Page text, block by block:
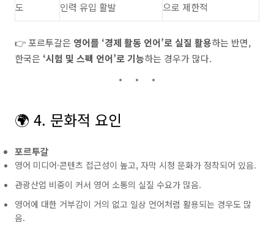
도
인력 유입 활발
으로 제한적
👉 포르투갈은 영어를 ‘경제 활동 언어’로 실질 활용하는 반면,
한국은 ‘시험 및 스펙 언어’로 기능하는 경우가 많다.
🌍 4. 문화적 요인
포르투갈
영어 미디어·콘텐츠 접근성이 높고, 자막 시청 문화가 정착되어 있음.
관광산업 비중이 커서 영어 소통의 실질 수요가 많음.
영어에 대한 거부감이 거의 없고 일상 언어처럼 활용되는 경우도 많
음.